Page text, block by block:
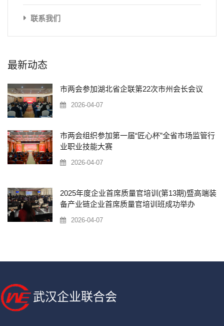
联系我们
最新动态
市两会参加湖北省企联第22次市州会长会议
2026-04-07
市两会组织参加第一届“匠心杯”全省市场监管行
业职业技能大赛
2026-04-07
2025年度企业首席质量官培训(第13期)暨高端装
备产业链企业首席质量官培训班成功举办
2026-04-07
武汉企业联合会